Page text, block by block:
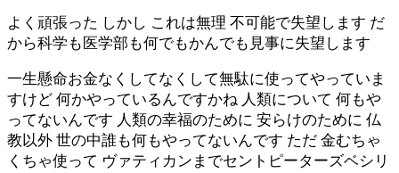
よく頑張った しかし これは無理 不可能で失望します だ
から科学も医学部も何でもかんでも見事に失望します
一生懸命お金なくしてなくして無駄に使ってやっていま
すけど 何かやっているんですかね 人類について 何もや
ってないんです 人類の幸福のために 安らけのために 仏
教以外 世の中誰も何もやってないんです ただ 金むちゃ
くちゃ使って ヴァティカンまでセントピーターズベシリ